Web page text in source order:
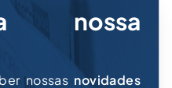
nossa
nossas novidades